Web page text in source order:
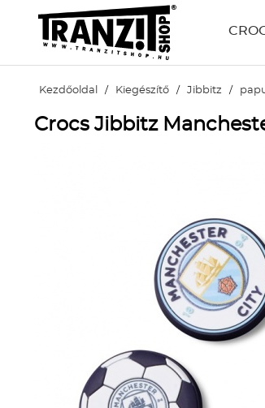
Kezdőoldal / Kiegészítő / Jibbitz /
Crocs Jibbitz